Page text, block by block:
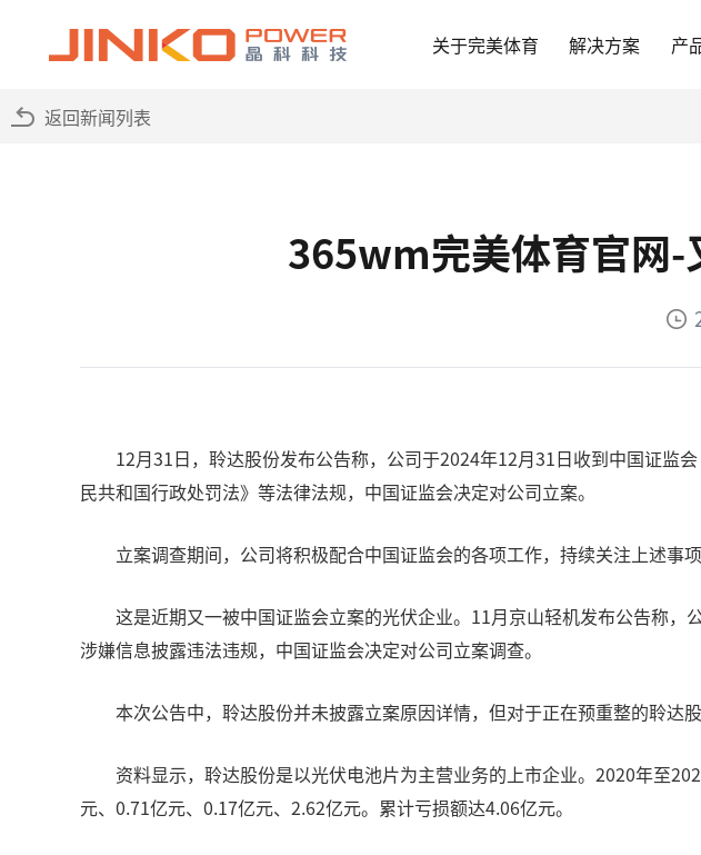
关于完美体育 解决方案 产
返回新闻列表
365wm完美体育官网-
12月31日，聆达股份发布公告称，公司于2024年12月31日收到中国证监
民共和国行政处罚法》等法律法规，中国证监会决定对公司立案。
立案调查期间，公司将积极配合中国证监会的各项工作，持续关注上述事
这是近期又一被中国证监会立案的光伏企业。11月京山轻机发布公告称，
涉嫌信息披露违法违规，中国证监会决定对公司立案调查。
本次公告中，聆达股份并未披露立案原因详情，但对于正在预重整的聆达
资料显示，聆达股份是以光伏电池片为主营业务的上市企业。2020年至
元、0.71亿元、0.17亿元、2.62亿元。累计亏损额达4.06亿元。